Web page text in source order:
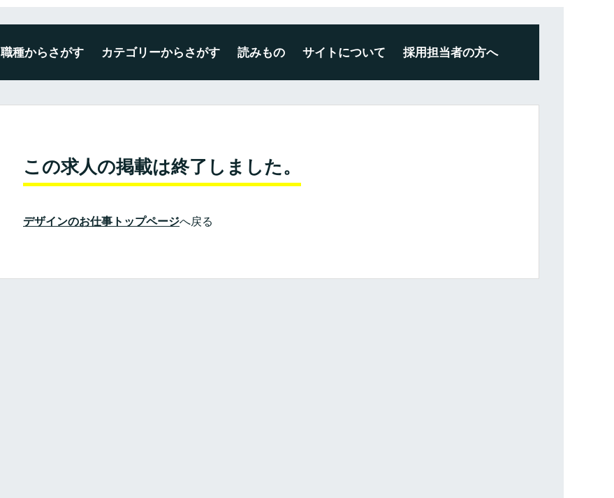
職種からさがす カテゴリーからさがす 読みもの サイトについて 採用担当者の方へ
この求人の掲載は終了しました。
デザインのお仕事トップページへ戻る